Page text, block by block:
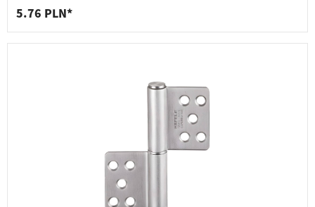
5.76 PLN*